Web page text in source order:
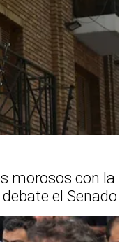
morosos con la
el Senado